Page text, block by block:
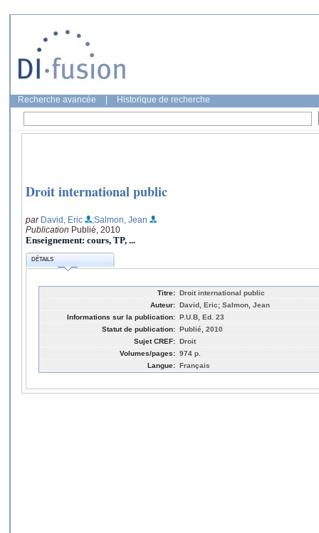
Recherche avancée Historique de recherche
Droit international public
par David, Eric
;Salmon, Jean
Publication Publié, 2010
Enseignement: cours, TP, ...
DÉTAILS
Titre: Droit international public
Auteur: David, Eric; Salmon, Jean
Informations sur la publication: P.U.B, Ed. 23
Statut de publication: Publié, 2010
Sujet CREF: Droit
Volumes/pages: 974 p.
Langue: Français